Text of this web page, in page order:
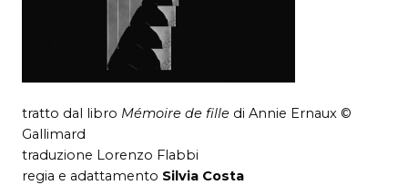
tratto dal libro Mémoire de fille di Annie Ernaux ©
Gallimard
traduzione Lorenzo Flabbi
regia e adattamento Silvia Costa